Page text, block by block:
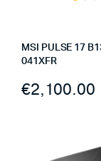
MSI PULSE 17
041XFR
€2,100.00